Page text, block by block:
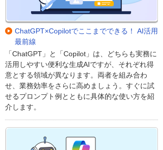
ChatGPT×Copilotでここまでできる！ AI活用
最前線
「ChatGPT」と「Copilot」は、どちらも実務に
活用しやすい便利な生成AIですが、それぞれ得
意とする領域が異なります。両者を組み合わ
せ、業務効率をさらに高めましょう。すぐに試
せるプロンプト例とともに具体的な使い方を紹
介します。